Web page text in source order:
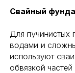
Свайный
Для пучинистых
водами и
используют
обвязкой
Проекты
О компании
Отзывы